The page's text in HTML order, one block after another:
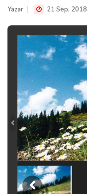
Yazar 21 Sep, 2018